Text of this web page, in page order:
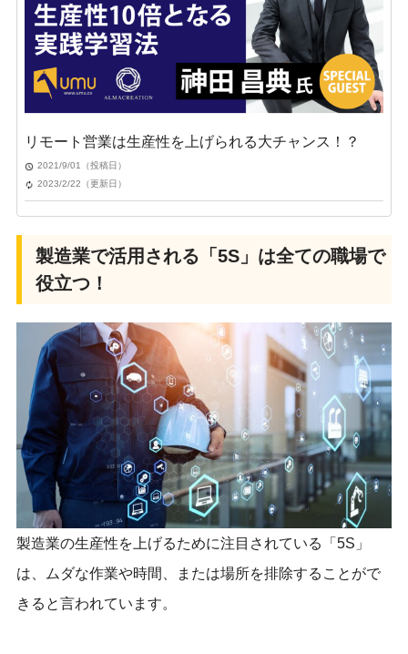
リモート営業は生産性を上げられる大チャンス！？
2021/9/01（投稿日）
2023/2/22（更新日）
製造業で活用される「5S」は全ての職場で
役立つ！
製造業の生産性を上げるために注目されている「5S」
は、ムダな作業や時間、または場所を排除することがで
きると言われています。